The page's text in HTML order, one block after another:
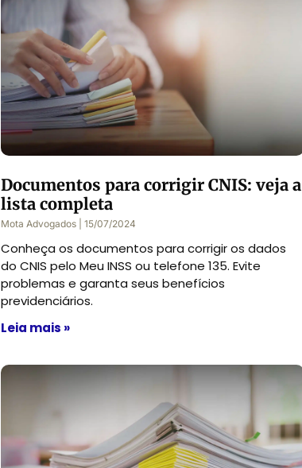
Documentos para corrigir CNIS: veja a
lista completa
Mota Advogados 15/07/2024
Conheça os documentos para corrigir os dados
do CNIS pelo Meu INSS ou telefone 135. Evite
problemas e garanta seus benefícios
previdenciários.
Leia mais »